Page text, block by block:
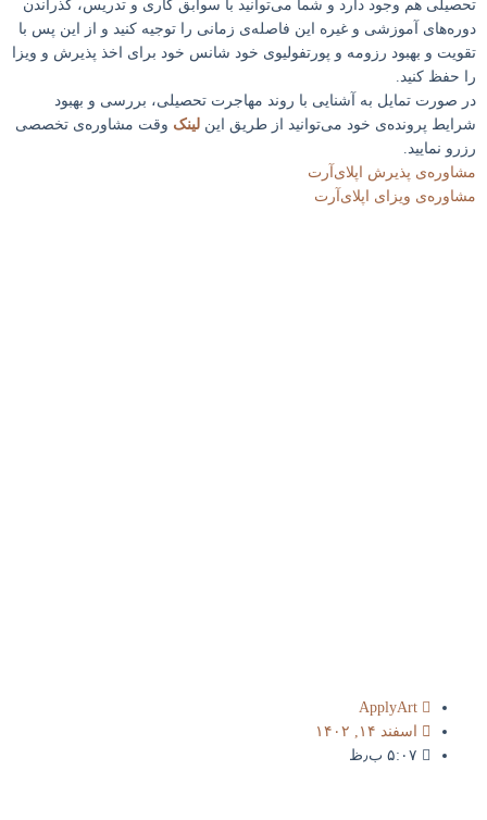
تحصیلی هم وجود دارد و شما می‌توانید با سوابق کاری و تدریس، گذراندن
دوره‌های آموزشی و غیره این فاصله‌ی زمانی را توجیه کنید و از این پس با
تقویت و بهبود رزومه و پورتفولیوی خود شانس خود برای اخذ پذیرش و ویزا
را حفظ کنید.
در صورت تمایل به آشنایی با روند مهاجرت تحصیلی، بررسی و بهبود
شرایط پرونده‌ی خود می‌توانید از طریق این لینک وقت مشاوره‌ی تخصصی
رزرو نمایید.
مشاوره‌‌ی پذیرش اپلای‌آرت
مشاوره‌ی ویزای اپلای‌آرت
ApplyArt
اسفند ۱۴, ۱۴۰۲
۵:۰۷ ب٫ظ